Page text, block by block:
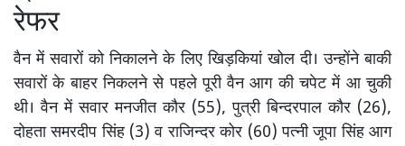
रेफर
वैन में सवारों को निकालने के लिए खिड़कियां खोल दी। उन्होंने बाकी
सवारों के बाहर निकलने से पहले पूरी वैन आग की चपेट में आ चुकी
थी। वैन में सवार मनजीत कौर (55), पुत्री बिन्दरपाल कौर (26),
दोहता समरदीप सिंह (3) व राजिन्दर कोर (60) पत्नी जूपा सिंह आग